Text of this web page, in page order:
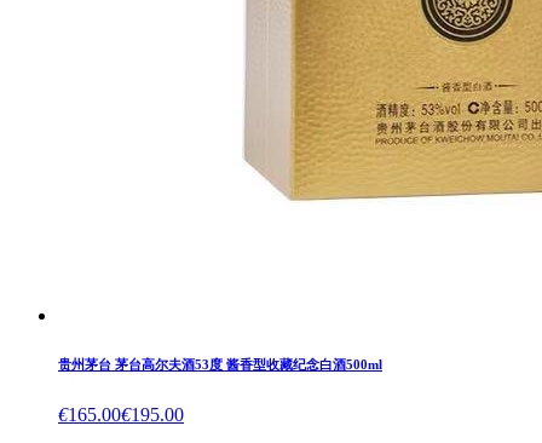
贵州茅台 茅台高尔夫酒53度 酱香型收藏纪念白酒500ml
€165.00€195.00